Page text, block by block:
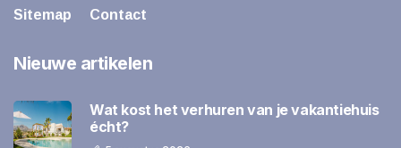
Sitemap
Contact
Nieuwe artikelen
Wat kost het verhuren van je vakantiehuis
écht?